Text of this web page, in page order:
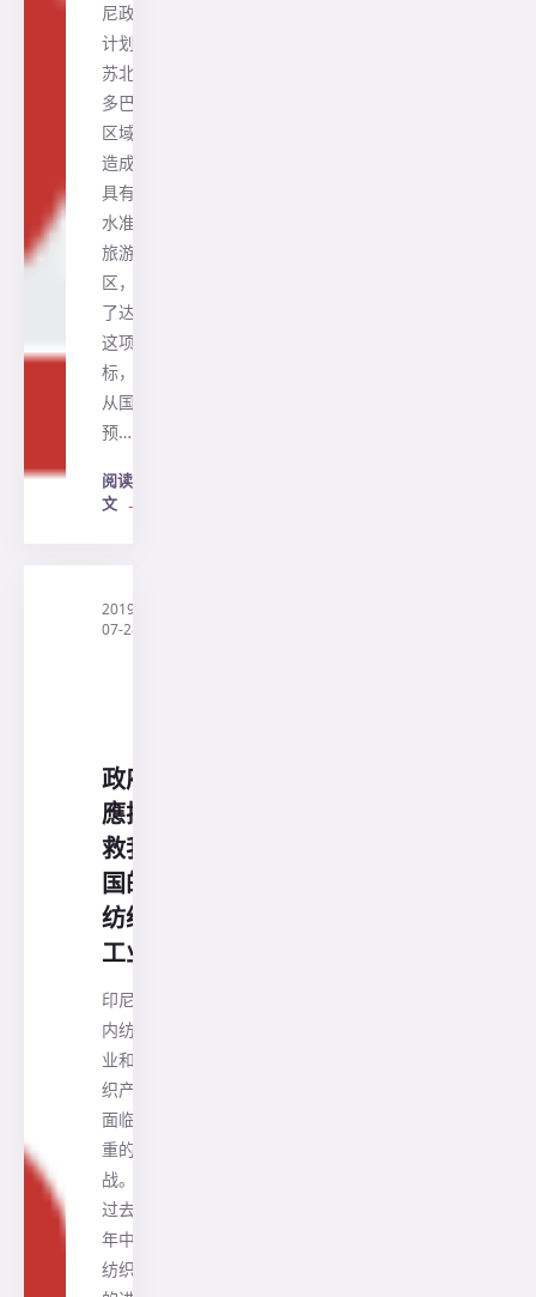
尼政府
计划把
苏北省
多巴湖
区域打
造成为
具有高
水准的
旅游景
区，为
了达到
这项目
标，将
从国家
预…
阅读全
文 →
2019-
07-28
政府
應拯
救我
国的
纺织
工业
印尼国
内纺织
业和纺
织产品
面临严
重的挑
战。在
过去十
年中，
纺织品